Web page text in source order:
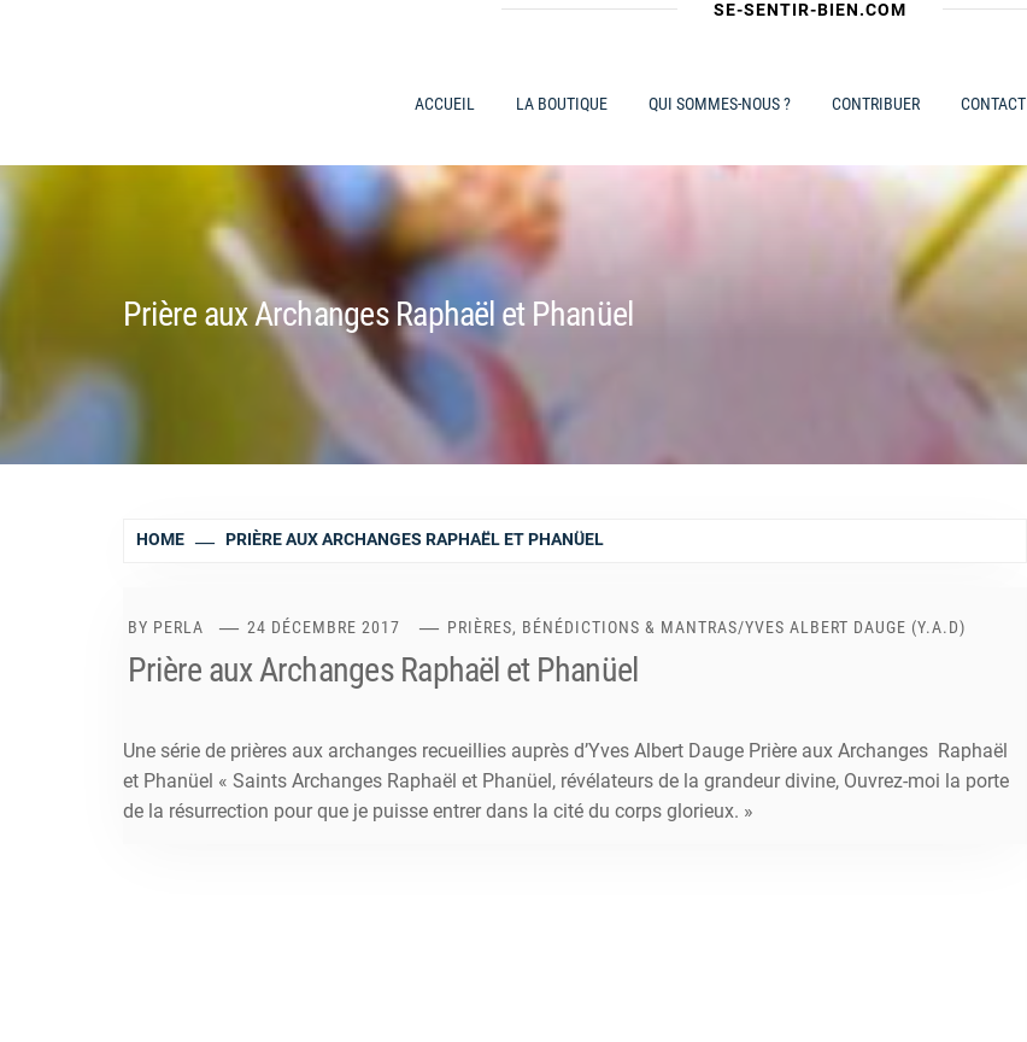
SE-SENTIR-BIEN.COM
ACCUEIL LA BOUTIQUE QUI SOMMES-NOUS ? CONTRIBUER CONTACT
Prière aux Archanges Raphaël et Phanüel
HOME PRIÈRE AUX ARCHANGES RAPHAËL ET PHANÜEL
BY PERLA 24 DÉCEMBRE 2017 PRIÈRES, BÉNÉDICTIONS & MANTRAS/YVES ALBERT DAUGE (Y.A.D)
Prière aux Archanges Raphaël et Phanüel
Une série de prières aux archanges recueillies auprès d’Yves Albert Dauge Prière aux Archanges Raphaël
et Phanüel « Saints Archanges Raphaël et Phanüel, révélateurs de la grandeur divine, Ouvrez-moi la porte
de la résurrection pour que je puisse entrer dans la cité du corps glorieux. »